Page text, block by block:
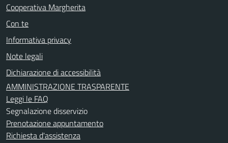
Cooperativa Margherita
Con te
Informativa privacy
Note legali
Dichiarazione di accessibilità
AMMINISTRAZIONE TRASPARENTE
Leggi le FAQ
Segnalazione disservizio
Prenotazione appuntamento
Richiesta d'assistenza